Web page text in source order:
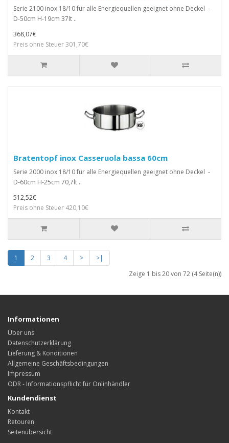
Serie 2100 inox 18/10 für alle Energiequellen geeignet ohne Deckel -
D-50cm H-19cm 37lt ..
368,07€
Preis ohne Steuer 301,70€
Bratentopf inox Casseruola bassa 60cm
Serie 2000 inox 18/10 für alle Energiequellen geeignet ohne Deckel -
D-60cm H-25cm 70,7lt ..
512,52€
Preis ohne Steuer 420,10€
1 2 3 4 >
>|
Zeige 1 bis 20 von 72 (4 Seite(n))
Informationen
Über uns
Datenschutzerklärung
Lieferung & Konditionen
Allgemeine Geschäftsbedingungen
Impressum
ODR - Informationspflicht für Onlinhändler
Kundendienst
Kontakt
Retouren
Seitenübersicht